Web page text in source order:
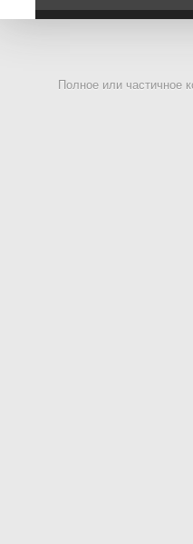
Полное или частичное